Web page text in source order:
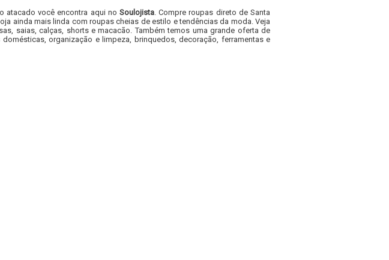
atacado você encontra aqui no Soulojista. Compre roupas direto de Santa
ainda mais linda com roupas cheias de estilo e tendências da moda. Veja
saias, calças, shorts e macacão. Também temos uma grande oferta de
organização e limpeza, brinquedos, decoração, ferramentas e